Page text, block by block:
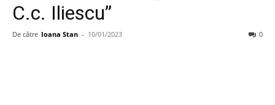
C.c. Iliescu”
De către Ioana Stan - 10/01/2023 0